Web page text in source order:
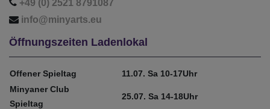
+49 (0) 2521 8791087
info@minyarts.eu
Öffnungszeiten Ladenlokal
Offener Spieltag
11.07. Sa 10-17Uhr
Minyaner Club
Spieltag
25.07. Sa 14-18Uhr